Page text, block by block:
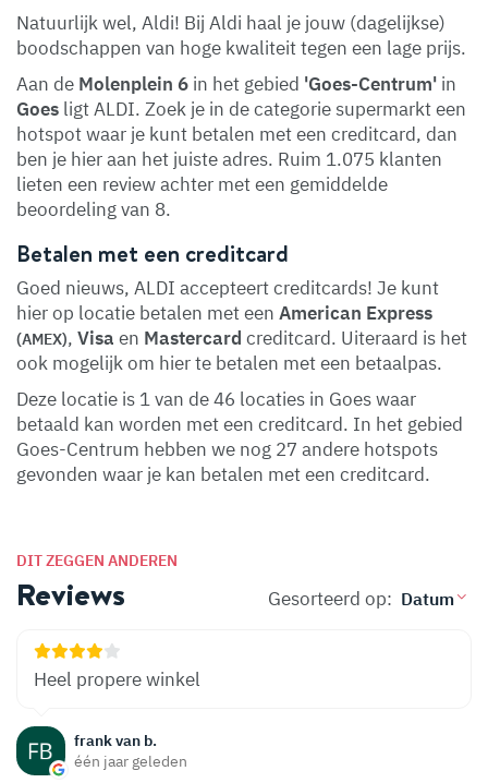
Natuurlijk wel, Aldi! Bij Aldi haal je jouw (dagelijkse)
boodschappen van hoge kwaliteit tegen een lage prijs.
Aan de Molenplein 6 in het gebied 'Goes-Centrum' in
Goes ligt ALDI. Zoek je in de categorie supermarkt een
hotspot waar je kunt betalen met een creditcard, dan
ben je hier aan het juiste adres. Ruim 1.075 klanten
lieten een review achter met een gemiddelde
beoordeling van 8.
Betalen met een creditcard
Goed nieuws, ALDI accepteert creditcards! Je kunt
hier op locatie betalen met een American Express
(AMEX), Visa en Mastercard creditcard. Uiteraard is het
ook mogelijk om hier te betalen met een betaalpas.
Deze locatie is 1 van de 46 locaties in Goes waar
betaald kan worden met een creditcard. In het gebied
Goes-Centrum hebben we nog 27 andere hotspots
gevonden waar je kan betalen met een creditcard.
DIT ZEGGEN ANDEREN
Reviews Gesorteerd op:
frank van b.
één jaar geleden
Heel propere winkel